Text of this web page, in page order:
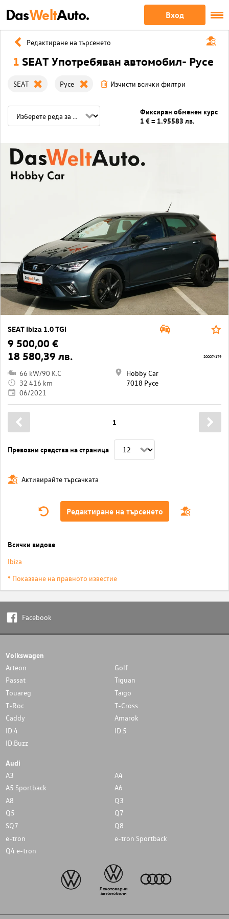
DasWeltAuto. Вход
Редактиране на търсенето
1 SEAT Употребяван автомобил- Русе
SEAT Русе Изчисти всички филтри
Фиксиран обменен курс
1 € = 1.95583 лв.
SEAT Ibiza 1.0 TGI
9 500,00 €
18 580,39 лв.
66 kW/90 K.C
32 416 km
06/2021
Hobby Car
7018 Русе
20007/179
Превозни средства на страница
1
Активирайте търсачката
Редактиране на търсенето
Всички видове
Ibiza
* Показване на правното известие
Facebook
Volkswagen
Arteon
Golf
Passat
Tiguan
Touareg
Taigo
T-Roc
T-Cross
Caddy
Amarok
ID.4
ID.5
ID.Buzz
Audi
A3
A4
A5 Sportback
A6
A8
Q3
Q5
Q7
SQ7
Q8
e-tron
e-tron Sportback
Q4 e-tron